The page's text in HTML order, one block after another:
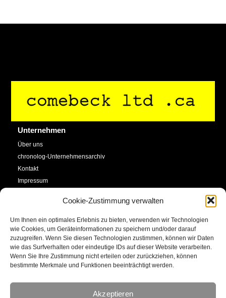
Cookie-Zustimmung verwalten
Um Ihnen ein optimales Erlebnis zu bieten, verwenden wir Technologien
wie Cookies, um Geräteinformationen zu speichern und/oder darauf
zuzugreifen. Wenn Sie diesen Technologien zustimmen, können wir Daten
wie das Surfverhalten oder eindeutige IDs auf dieser Website verarbeiten.
Wenn Sie Ihre Zustimmung nicht erteilen oder zurückziehen, können
bestimmte Merkmale und Funktionen beeinträchtigt werden.
Akzeptieren
Back
Unternehmen
Über uns
chronolog-Unternehmensarchiv
Kontakt
Impressum
Cookie-Richtlinie (EU)
Service
SHOP
Newsletter
Kalender
Social Media
Facebook